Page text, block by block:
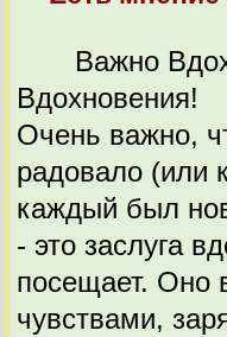
Важно
Вдохновения!
Очень важно,
радовало (или
каждый был
- это заслуга
посещает. Оно
чувствами,